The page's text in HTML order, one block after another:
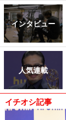
インタビュー
人気連載
イチオシ記事